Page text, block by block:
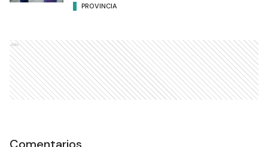
PROVINCIA
Ads
Comentarios